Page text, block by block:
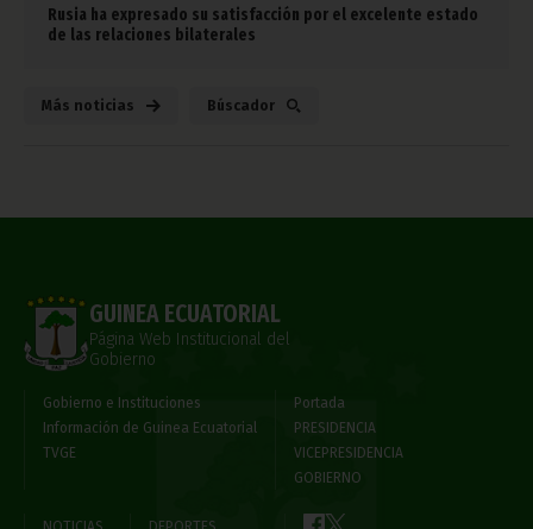
Rusia ha expresado su satisfacción por el excelente estado
de las relaciones bilaterales
Más noticias Búscador
GUINEA ECUATORIAL
Página Web Institucional del
Gobierno
Gobierno e Instituciones
Información de Guinea Ecuatorial
TVGE
Portada
PRESIDENCIA
VICEPRESIDENCIA
GOBIERNO